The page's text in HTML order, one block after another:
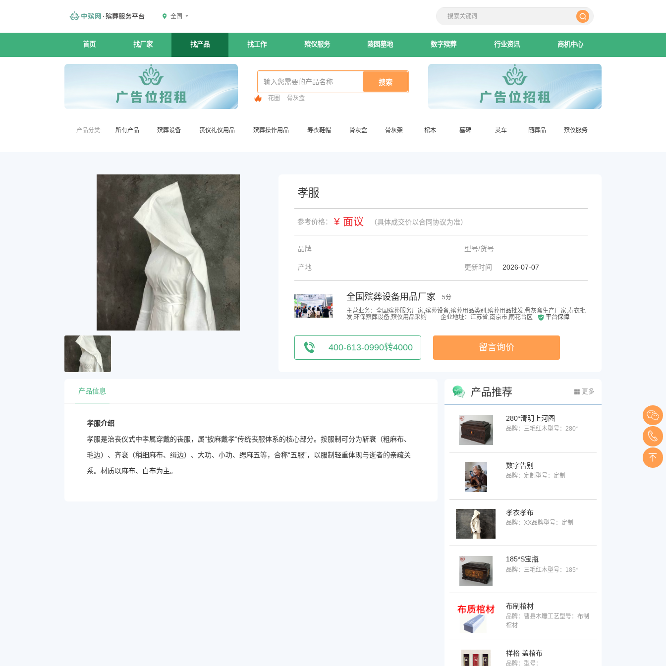
全国
首页 找厂家 找产品 找工作 殡仪服务 陵园墓地 数字殡葬 行业资讯 商机中心
花圈 骨灰盒
产品分类: 所有产品 殡葬设备 丧仪礼仪用品 殡葬操作用品 寿衣鞋帽 骨灰盒 骨灰架 棺木 墓碑 灵车 随葬品 殡仪服务
孝服
参考价格： ¥ 面议 （具体成交价以合同协议为准）
品牌 型号/货号
产地 更新时间 2026-07-07
全国殡葬设备用品厂家
5分
主营业务：全国殡葬服务厂家,殡葬设备,殡葬用品类别,殡葬用品批发,骨灰盒生产厂家,寿衣批
发,环保殡葬设备,殡仪用品采购
企业地址：江苏省,南京市,雨花台区 平台保障
400-613-0990转4000 留言询价
产品信息
孝服介绍
孝服是治丧仪式中孝属穿戴的丧服，属“披麻戴孝”传统丧服体系的核心部分。按服制可分为斩衰（粗麻布、
毛边）、齐衰（稍细麻布、缉边）、大功、小功、缌麻五等，合称“五服”，以服制轻重体现与逝者的亲疏关
系。材质以麻布、白布为主。
产品推荐 更多
280*清明上河图
品牌：三毛红木型号：280*
数字告别
品牌：定制 型号：定制
孝衣孝布
品牌：XX品牌型号：定制
185*S宝瓶
品牌：三毛红木型号：185*
布制棺材
品牌：曹县木雕工艺型号：布制
棺材
祥格 盖棺布
品牌： 型号：